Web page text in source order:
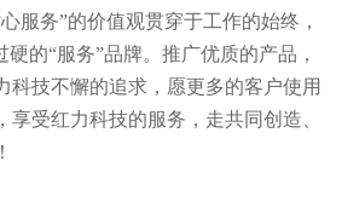
服务”的价值观贯穿于工作的始终，
的“服务”品牌。推广优质的产品，
科技不懈的追求，愿更多的客户使用
享受红力科技的服务，走共同创造、